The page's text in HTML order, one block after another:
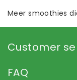
Meer smoothies
Customer
FAQ